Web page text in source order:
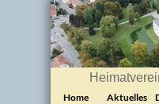
Home Aktuelles